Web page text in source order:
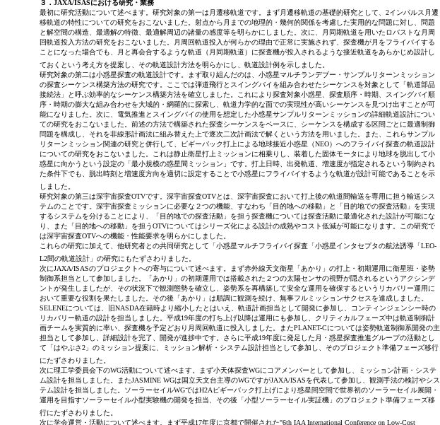
３．JAXA/ISASにおける研究・業務
最初に研究活動について述べます。研究対象の第一は月遷移軌道です。まず月遷移軌道の基礎的研究として、2インパルス月遷
移軌道の特性についての研究をおこないました。射点から月までの地理的・幾何的関係を考慮した実用的な問題に対し、問題
と解空間の構造、最適解の特徴、最適解周辺の諸量の感度等を明らかにしました。次に、月同期軌道を用いたロバストな月周
回軌道投入方法の研究をおこないました。月周回軌道投入が何らかの理由で正常に実施されず、探査機が月をフライバイする
ことになった場合でも、月と再会合するような軌道（月同期軌道）に探査機が投入されるような接近軌道をあらかじめ設計し
ておくという考え方を提案し、その軌道設計方法を明らかにし、軌道設計例を示しました。
研究対象の第二は小惑星探査の軌道設計です。まず取り組んだのは、小惑星マルチランデブー・サンプルリターンミッション
の探査シーケンス構築方法の研究です。ここでは弾道飛行とスイングバイを組み合わせたシーケンスを対象として「軌道部品
接続法」と呼ぶ効率的なシーケンス構築方法を確立しました。これにより探査対象小惑星、探査順序・時期、スイングバイ順
序・時期の膨大な組み合わせを大域的・網羅的に探索し、軌道力学的な面での実現性が高いシーケンスを見つけ出すことが可
能になりました。次に、電気推進とスイングバイの使用を想定した小惑星サンプルリターンミッションの詳細軌道設計につい
ての研究をおこないました。前述の方法で構築された探査シーケンスをベースに、シーケンスを構成する区間ごとに最適制御
問題を構成し、それを非線形計画法に組み替えた上で逐次二次計画法で解くという方法を用いました。また、これらサンプル
リターンミッション関連の研究と併行して、ピギーバック打上による地球接近小惑星（NEO）へのフライバイ探査の軌道設計
についての研究をおこないました。これは静止衛星打上ミッションに相乗りし、装着した固体モータにより地球を脱出して小
惑星に向かうという設定の「最小規模の惑星間ミッション」です。打上日時、出発軌道、増速度が指定されるという制約され
た条件下でも、脱出時刻と増速度方向を適切に設定することで小惑星にフライバイするような軌道が設計可能であることを示
しました。
研究対象の第三は深宇宙探査OTVです。深宇宙探査OTVとは、深宇宙探査において打上後の軌道間輸送を専用に担う輸送シス
テムのことです。深宇宙探査ミッションに必要な２つの機能、すなわち「目的地への移動」と「目的地での探査活動」を実現
するシステムを分けることにより、「目的地での探査活動」を担う探査機については探査活動に最適化された設計が可能にな
り、また「目的地への移動」を担うOTVについてはシリーズ化による設計の成熟やコスト低減が可能になります。この研究で
は深宇宙探査OTVへの機能・性能要求を明らかにしました。
これらの研究に加えて、他研究者との共同研究として「小惑星マルチフライバイ探査「小惑星インタセプタの航法誘導「LEO-
L2間の軌道設計」の研究にもたずさわりました。
次にJAXA/ISASのプロジェクトへの寄与について述べます。まず赤外線天文衛星「あかり」の打上・初期運用に衛星班・姿勢
制御系担当として参加しました。「あかり」の初期運用では搭載された２つの太陽センサの視野が隠されるというアクシンデ
ントが発生しましたが、その状況下で観測態勢を確立し、姿勢系を再構築して安全な運用を確保するというリカバリー運用に
おいて重要な役割を果たしました。その後「あかり」は順調に観測を続け、無事フルミッションサクセスを達成しました。
SELENEについては、旧NASDA在籍時より縮小したとはいえ、軌道計画担当として開発に参加し、コンティンジェンシー時の
リカバリー軌道の設計を担当しました。平成19年度の打ち上げ以降は運用にも参加し、クリティカルフェーズ中は軌道制御計
画チームを実質的に率い、探査機を予定どおり月周回軌道に投入しました。またPLANET-Cについては姿勢軌道制御系開発の主
担当として参加し、詳細設計を完了、開発が進捗中です。さらに平成19年度に発足した月・惑星探査推進グループの活動とし
て「はやぶさ2」のミッション提案に、ミッション解析・システム設計担当として参加し、そのプロジェクト準備フェーズ移行
にたずさわりました。
次に理工学委員会下のWG活動について述べます。まず小天体探査WGにコアメンバーとして参加し、ミッション計画・システ
ム設計を担当しました。またJASMINE WGは国立天文台主導のWGですがJAXA/ISASを代表して参加し、観測手法の検討やシス
テム設計を担当しました。ソーラーセイルWGではH2Aピギーバック打上げにより惑星間空間で世界初のソーラーセイル展開・
運用を目指すソーラーセイル小型実験機の開発を担当、その後「小型ソーラーセイル実証機」のプロジェクト準備フェーズ移
行にたずさわりました。
次に学会運営・活動について述べます。まず平成17年度に京都で開催された"6th IAA International Conference on Low-Cost